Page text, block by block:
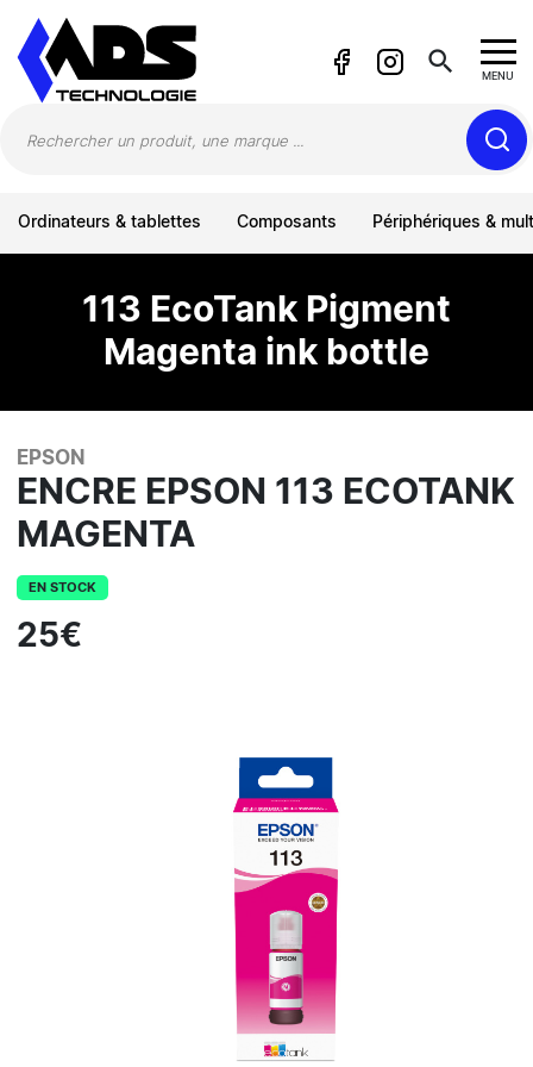
search MENU
Ordinateurs & tablettes Composants Périphériques &
113 EcoTank Pigment
Magenta ink bottle
EPSON
ENCRE EPSON 113 ECOTANK
MAGENTA
EN STOCK
25€